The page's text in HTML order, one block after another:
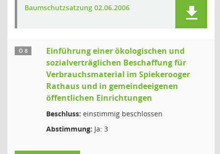
Baumschutzsatzung 02.06.2006
Ö 8
Einführung einer ökologischen und
sozialverträglichen Beschaffung für
Verbrauchsmaterial im Spiekerooger
Rathaus und in gemeindeeigenen
öffentlichen Einrichtungen
Beschluss: einstimmig beschlossen
Abstimmung: Ja: 3